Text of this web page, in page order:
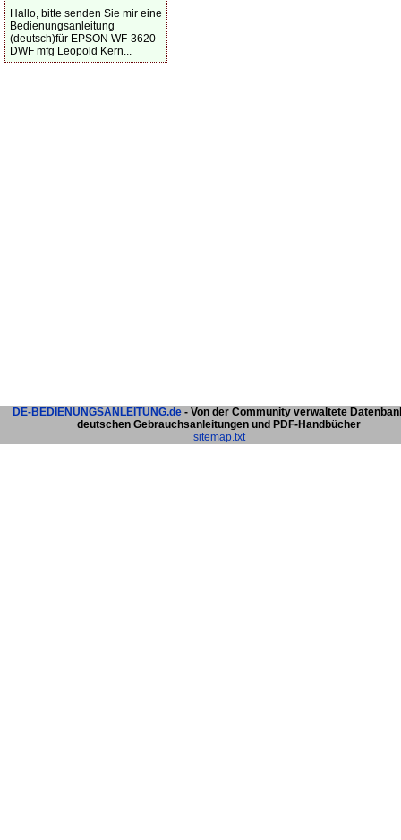
Hallo, bitte senden Sie mir eine
Bedienungsanleitung
(deutsch)für EPSON WF-3620
DWF mfg Leopold Kern...
DE-BEDIENUNGSANLEITUNG.de - Von der Community verwaltete
deutschen Gebrauchsanleitungen und PDF-Handbücher
sitemap.txt